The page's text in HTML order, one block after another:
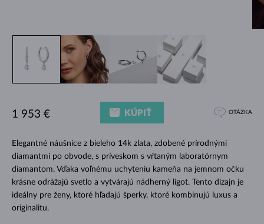
Elegantné náušnice z bieleho 14k zlata, zdobené prírodnými
diamantmi po obvode, s príveskom s vŕtaným laboratórnym
diamantom. Vďaka voľnému uchyteniu kameňa na jemnom očku
krásne odrážajú svetlo a vytvárajú nádherný ligot. Tento dizajn je
ideálny pre ženy, ktoré hľadajú šperky, ktoré kombinujú luxus a
originalitu.
1 953 € KÚPIŤ OTÁZKA